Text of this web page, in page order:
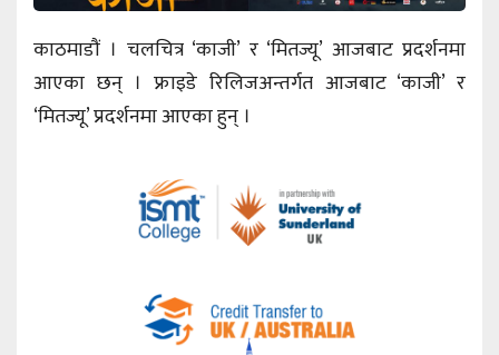
काठमाडौं । चलचित्र ‘काजी’ र ‘मितज्यू’ आजबाट प्रदर्शनमा
आएका छन् । फ्राइडे रिलिजअन्तर्गत आजबाट ‘काजी’ र
‘मितज्यू’ प्रदर्शनमा आएका हुन् ।